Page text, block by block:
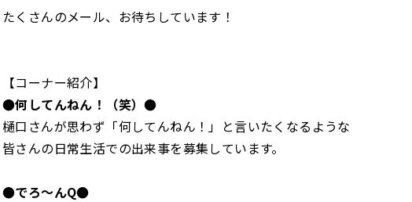
たくさんのメール、お待ちしています！
【コーナー紹介】
●何してんねん！（笑）●
樋口さんが思わず「何してんねん！」と言いたくなるような
皆さんの日常生活での出来事を募集しています。
●でろ～んQ●